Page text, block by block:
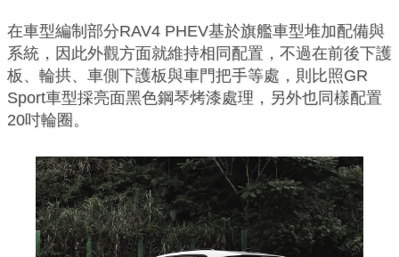
在車型編制部分RAV4 PHEV基於旗艦車型堆加配備與
系統，因此外觀方面就維持相同配置，不過在前後下護
板、輪拱、車側下護板與車門把手等處，則比照GR
Sport車型採亮面黑色鋼琴烤漆處理，另外也同樣配置
20吋輪圈。